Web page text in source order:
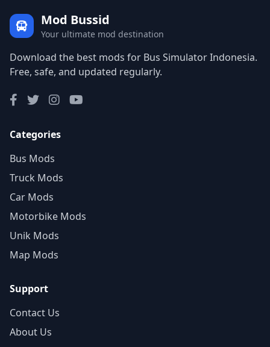
Mod Bussid
Your ultimate mod destination
Download the best mods for Bus Simulator Indonesia.
Free, safe, and updated regularly.
Categories
Bus Mods
Truck Mods
Car Mods
Motorbike Mods
Unik Mods
Map Mods
Support
Contact Us
About Us